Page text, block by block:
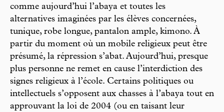
comme aujourd’hui l’abaya et toutes les
alternatives imaginées par les élèves concernées,
tunique, robe longue, pantalon ample, kimono. À
partir du moment où un mobile religieux peut être
présumé, la répression s’abat. Aujourd’hui, presque
plus personne ne remet en cause l’interdiction des
signes religieux à l’école. Certains politiques ou
intellectuels s’opposent aux chasses à l’abaya tout en
approuvant la loi de 2004 (ou en taisant leur